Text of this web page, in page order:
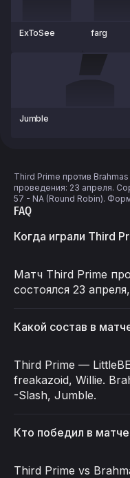
ExToSee farg
Jumble
Third Prime против
проведения: 23 апреля.
57 - NA (Round Robin).
FAQ
Когда играли Third
Матч Third Prime
состоялся 23
Какой состав в
Third Prime —
freakazoid, Willie.
-Slash, Jumble.
Кто победил в
Third Prime vs